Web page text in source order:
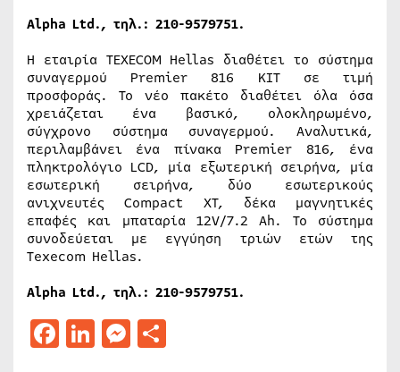
Alpha Ltd., τηλ.: 210-9579751.
Η εταιρία TEXECOM Hellas διαθέτει το σύστημα
συναγερμού Premier 816 ΚΙΤ σε τιμή
προσφοράς. Το νέο πακέτο διαθέτει όλα όσα
χρειάζεται ένα βασικό, ολοκληρωμένο,
σύγχρονο σύστημα συναγερμού. Αναλυτικά,
περιλαμβάνει ένα πίνακα Premier 816, ένα
πληκτρολόγιο LCD, μία εξωτερική σειρήνα, μία
εσωτερική σειρήνα, δύο εσωτερικούς
ανιχνευτές Compact XT, δέκα μαγνητικές
επαφές και μπαταρία 12V/7.2 Ah. Το σύστημα
συνοδεύεται με εγγύηση τριών ετών της
Texecom Hellas.
Alpha Ltd., τηλ.: 210-9579751.
Facebook
LinkedIn
Messenger